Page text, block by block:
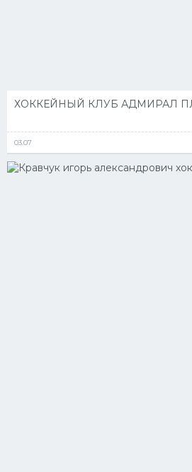
ХОККЕЙНЫЙ КЛУБ АДМИРАЛ
03.07